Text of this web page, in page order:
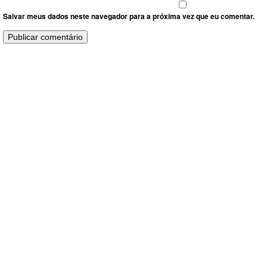
Salvar meus dados neste navegador para a próxima vez que eu comentar.